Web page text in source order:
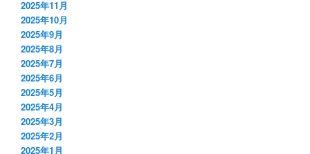
2025年11月
2025年10月
2025年9月
2025年8月
2025年7月
2025年6月
2025年5月
2025年4月
2025年3月
2025年2月
2025年1月